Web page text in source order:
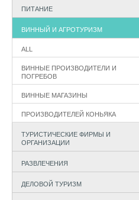
ПИТАНИЕ
ВИННЫЙ И АГРОТУРИЗМ
ALL
ВИННЫЕ ПРОИЗВОДИТЕЛИ И
ПОГРЕБОВ
ВИННЫЕ МАГАЗИНЫ
ПРОИЗВОДИТЕЛЕЙ КОНЬЯКА
ТУРИСТИЧЕСКИЕ ФИРМЫ И
ОРГАНИЗАЦИИ
РАЗВЛЕЧЕНИЯ
ДЕЛОВОЙ ТУРИЗМ